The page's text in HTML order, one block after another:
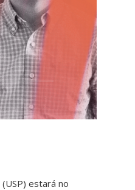
(USP) estará no